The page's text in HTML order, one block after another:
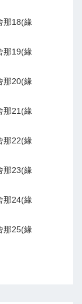
那18(緣
那19(緣
那20(緣
那21(緣
那22(緣
那23(緣
那24(緣
那25(緣